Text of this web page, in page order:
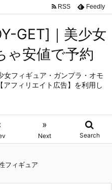
GET]｜美少女
ゃ安値で予約
女フィギュア・ガンプラ・オモ
フィリエイト広告】を利用し
»
Next Search
RSS Feedly
フィギュア